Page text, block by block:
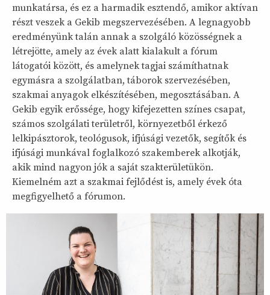
munkatársa, és ez a harmadik esztendő, amikor aktívan
részt veszek a Gekib megszervezésében. A legnagyobb
eredményünk talán annak a szolgáló közösségnek a
létrejötte, amely az évek alatt kialakult a fórum
látogatói között, és amelynek tagjai számíthatnak
egymásra a szolgálatban, táborok szervezésében,
szakmai anyagok elkészítésében, megosztásában. A
Gekib egyik erőssége, hogy kifejezetten színes csapat,
számos szolgálati területről, környezetből érkező
lelkipásztorok, teológusok, ifjúsági vezetők, segítők és
ifjúsági munkával foglalkozó szakemberek alkotják,
akik mind nagyon jók a saját szakterületükön.
Kiemelném azt a szakmai fejlődést is, amely évek óta
megfigyelhető a fórumon.